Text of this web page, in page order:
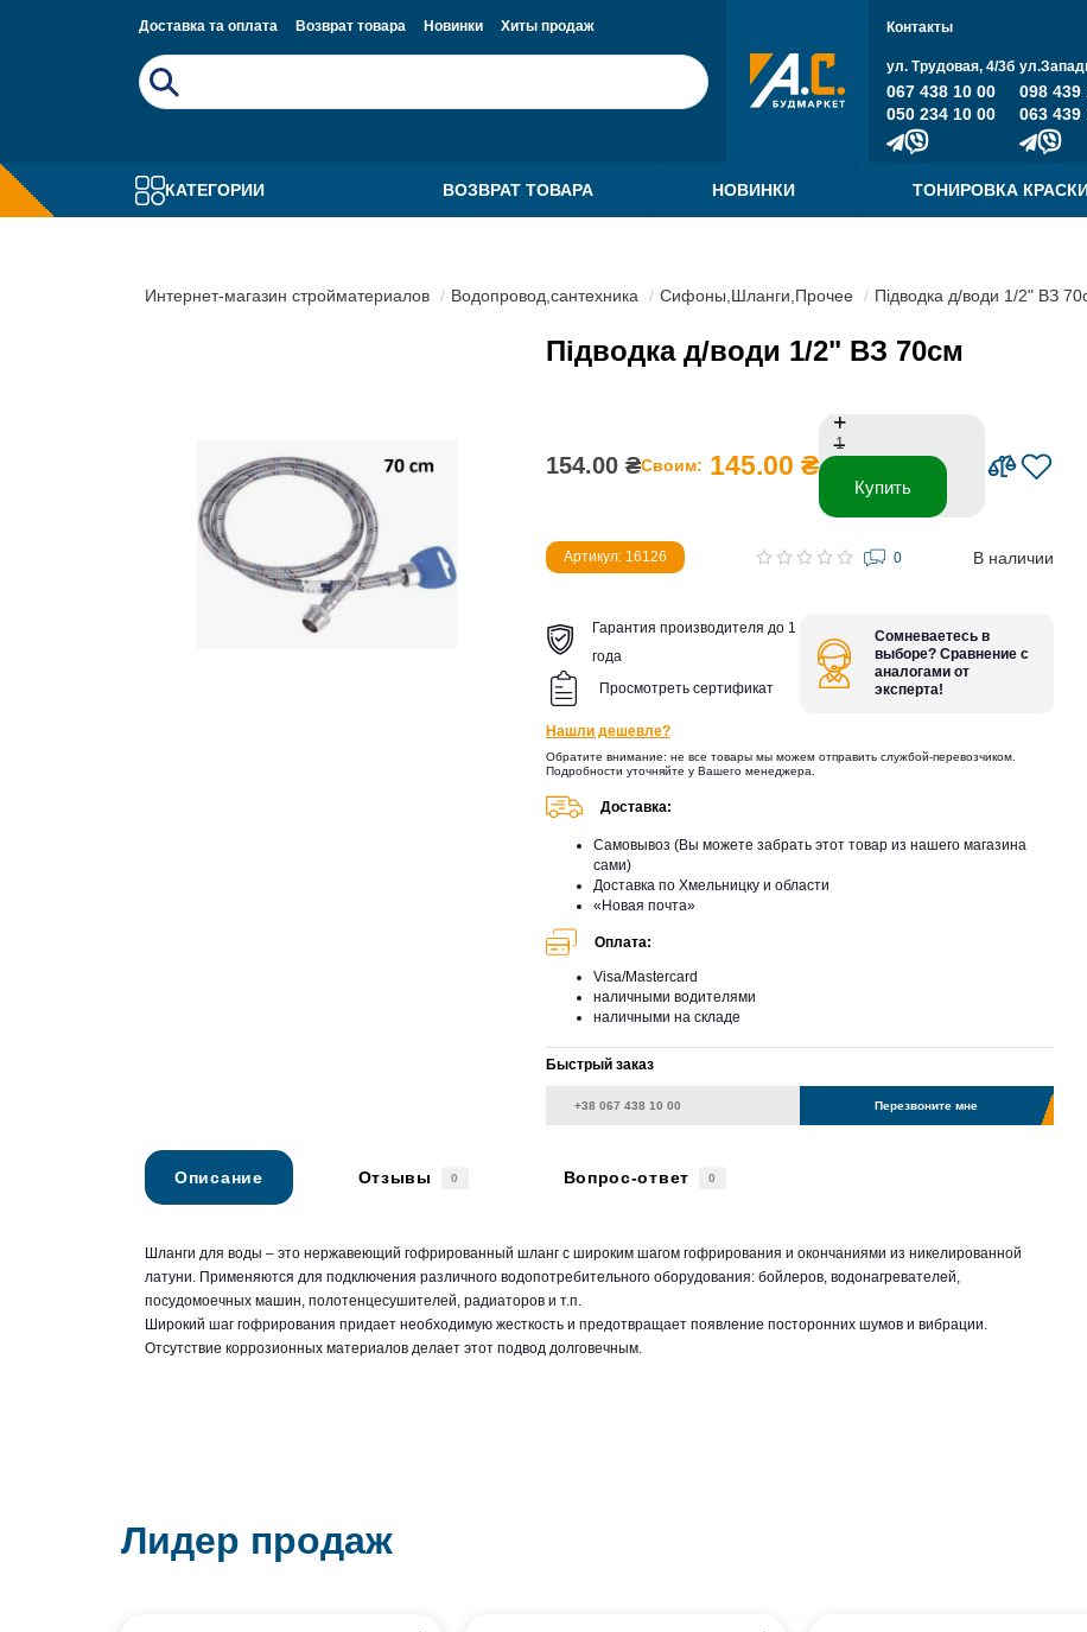
Доставка та оплата Возврат товара Новинки Хиты продаж Контакты
ул. Трудовая, 4/3б
067 438 10 00
050 234 10 00
098 439
063 439
КАТЕГОРИИ ВОЗВРАТ ТОВАРА НОВИНКИ ТОНИРОВКА
Интернет-магазин стройматериалов Водопровод,сантехника Сифоны,Шланги,Прочее Підводка д/води 1/2" ВЗ
Підводка д/води 1/2" ВЗ 70см
154.00 ₴Своим: 145.00 ₴
Купить
Артикул: 16126 0 В наличии
Гарантия производителя до 1
года
Просмотреть сертификат
Сомневаетесь в
выборе? Сравнение с
аналогами от
эксперта!
Нашли дешевле?
Обратите внимание: не все товары мы можем отправить службой-перевозчиком.
Подробности уточняйте у Вашего менеджера.
Доставка:
Самовывоз (Вы можете забрать этот товар из нашего магазина
сами)
Доставка по Хмельницку и области
«Новая почта»
Оплата:
Visa/Mastercard
наличными водителями
наличными на складе
Быстрый заказ
Перезвоните мне
Описание Отзывы 0 Вопрос-ответ 0
Шланги для воды – это нержавеющий гофрированный шланг с широким шагом гофрирования и окончаниями из никелированной
латуни. Применяются для подключения различного водопотребительного оборудования: бойлеров, водонагревателей,
посудомоечных машин, полотенцесушителей, радиаторов и т.п.
Широкий шаг гофрирования придает необходимую жесткость и предотвращает появление посторонних шумов и вибрации.
Отсутствие коррозионных материалов делает этот подвод долговечным.
Лидер продаж